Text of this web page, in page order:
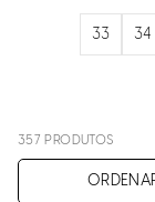
33 34
357 PRODUTOS